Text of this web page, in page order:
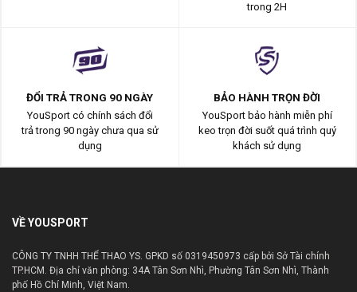
trong 2H
ĐỔI TRẢ TRONG 90 NGÀY
YouSport có chính sách đổi
trả trong 90 ngày chưa qua sử
dụng
BẢO HÀNH TRỌN ĐỜI
YouSport bảo hành miễn phí
keo trọn đời suốt quá trình quý
khách sử dụng
VỀ YOUSPORT
CÔNG TY TNHH THỂ THAO YS. GPKD số 0319450973 cấp bởi Sở Tài chính
TP.HCM. Địa chỉ văn phòng: 34A Tân Sơn Nhì, Phường Tân Sơn Nhì, Thành
phố Hồ Chí Minh, Việt Nam.